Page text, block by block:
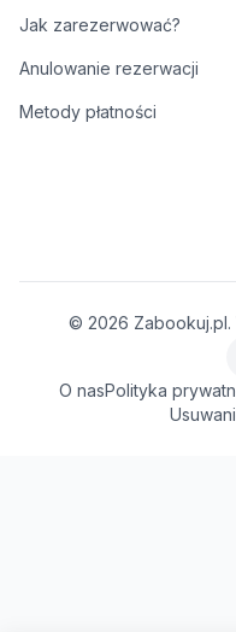
Jak zarezerwować?
Anulowanie rezerwacji
Metody płatności
© 2026
O nasPolityka